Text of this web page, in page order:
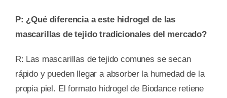
P: ¿Qué diferencia a este hidrogel de las
mascarillas de tejido tradicionales del mercado?
R: Las mascarillas de tejido comunes se secan
rápido y pueden llegar a absorber la humedad de la
propia piel. El formato hidrogel de Biodance retiene